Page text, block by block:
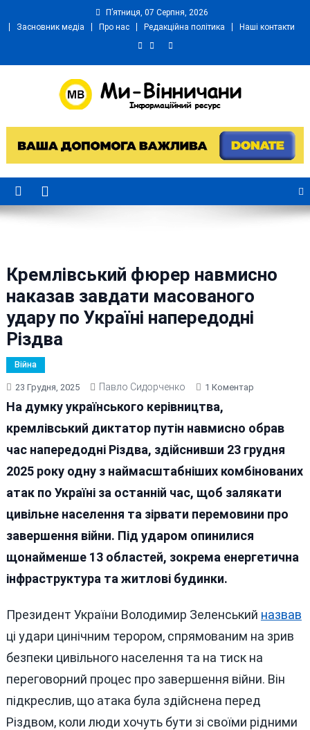
П’ятниця, 07 Серпня, 2026
Засновник медіа
Про нас Редакційна політика Наші контакти
Ми Вінничани
Кремлівський фюрер навмисно
наказав завдати масованого
удару по Україні напередодні
Різдва
Війна
23 Грудня, 2025 Павло Сидорченко 1 КоментарДо
Навмисно
Наказав
Завдати
Удару
По
Різдва
На думку українського керівництва,
кремлівський диктатор путін навмисно обрав
час напередодні Різдва, здійснивши 23 грудня
2025 року одну з наймасштабніших комбінованих
атак по Україні за останній час, щоб залякати
цивільне населення та зірвати перемовини про
завершення війни. Під ударом опинилися
щонайменше 13 областей, зокрема енергетична
інфраструктура та житлові будинки.
Президент України Володимир Зеленський назвав
ці удари цинічним терором, спрямованим на зрив
безпеки цивільного населення та на тиск на
переговорний процес про завершення війни. Він
підкреслив, що атака була здійснена перед
Різдвом, коли люди хочуть бути зі своїми рідними